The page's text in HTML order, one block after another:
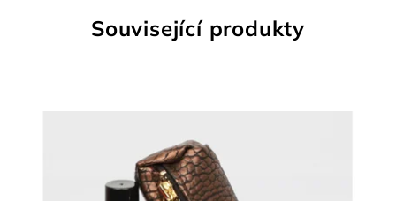
Související produkty